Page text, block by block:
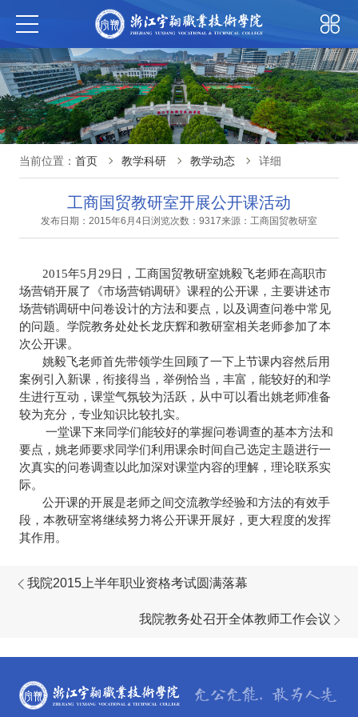
当前位置： 首页 教学科研 教学动态 详细
工商国贸教研室开展公开课活动
发布日期：2015年6月4日 浏览次数：9317来源：工商国贸教研室
2015年5 月 29 日，工商国贸教研室姚毅飞老师在高职市
场营销开展了《市场营销调研》课程的公开课，主要讲述市
场营销调研中问卷设计的方法和要点，以及调查问卷中常见
的问题。学院教务处处长龙庆辉和教研室相关老师参加了本
次公开课。
姚毅飞老师首先带领学生回顾了一下上节课内容然后用
案例引入新课，衔接得当，举例恰当，丰富，能较好的和学
生进行互动，课堂气氛较为活跃，从中可以看出姚老师准备
较为充分，专业知识比较扎实。
一堂课下来同学们能较好的掌握问卷调查的基本方法和
要点，姚老师要求同学们利用课余时间自己选定主题进行一
次真实的问卷调查以此加深对课堂内容的理解，理论联系实
际。
公开课的开展是老师之间交流教学经验和方法的有效手
段，本教研室将继续努力将公开课开展好，更大程度的发挥
其作用。
我院2015上半年职业资格考试圆满落幕
我院教务处召开全体教师工作会议